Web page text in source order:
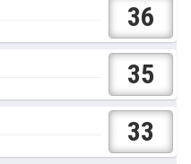
36
35
33